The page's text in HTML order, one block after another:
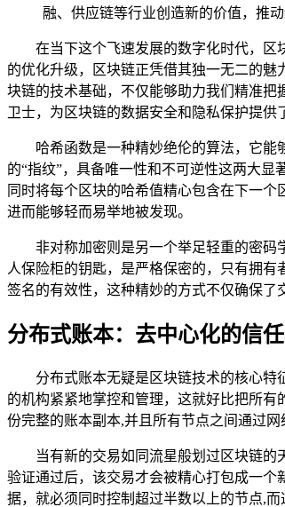
融、供应链等行业创造新的价值，推
在当下这个飞速发展的数字化时代，
的优化升级，区块链正凭借其独一无二的
块链的技术基础，不仅能够助力我们精准
卫士，为区块链的数据安全和隐私保护提供
哈希函数是一种精妙绝伦的算法，它
的“指纹”，具备唯一性和不可逆性这两大
同时将每个区块的哈希值精心包含在下一
进而能够轻而易举地被发现。
非对称加密则是另一个举足轻重的密码
人保险柜的钥匙，是严格保密的，只有拥
签名的有效性，这种精妙的方式不仅确保了
分布式账本：去中心化的信
分布式账本无疑是区块链技术的核心
的机构紧紧地掌控和管理，这就好比把所
份完整的账本副本,并且所有节点之间通过网
当有新的交易如同流星般划过区块链
验证通过后，该交易才会被精心打包成一
据，就必须同时控制超过半数以上的节点,